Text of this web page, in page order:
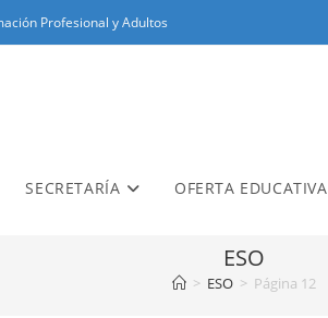
Profesional y Adultos
SECRETARÍA OFERTA EDUCATIVA
ESO
> ESO > Página 12